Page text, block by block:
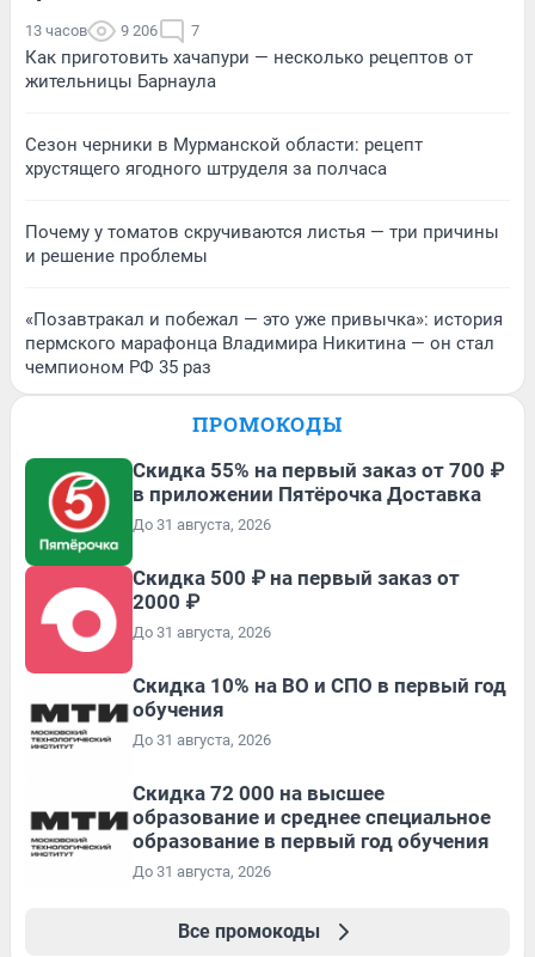
13 часов 9 206 7
Как приготовить хачапури — несколько рецептов от
жительницы Барнаула
Сезон черники в Мурманской области: рецепт
хрустящего ягодного штруделя за полчаса
Почему у томатов скручиваются листья — три причины
и решение проблемы
«Позавтракал и побежал — это уже привычка»: история
пермского марафонца Владимира Никитина — он стал
чемпионом РФ 35 раз
ПРОМОКОДЫ
Скидка 55% на первый заказ от 700 ₽
в приложении Пятёрочка Доставка
До 31 августа, 2026
Скидка 500 ₽ на первый заказ от
2000 ₽
До 31 августа, 2026
Скидка 10% на ВО и СПО в первый год
обучения
До 31 августа, 2026
Скидка 72 000 на высшее
образование и среднее специальное
образование в первый год обучения
До 31 августа, 2026
Все промокоды